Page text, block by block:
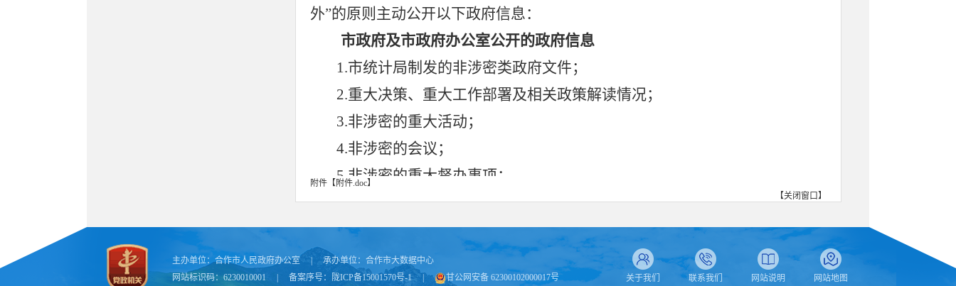
外”的原则 主动公开以下政府信息：
市政府及市政府办公室公开的政府信息
1.市统计局制发的非涉密类政府文件；
2.重大决策、重大工作部署及相关政策解读情况；
3.非涉密的重大活动；
4.非涉密的会议；
5.非涉密的重大督办事项；
6.与群众生产生活密切相关的重点领域信息；
7.机构领导人员简历、职务、分管工作、机构职责等信息。
公开形式：通过 合作市人民政府 ”门户网站、“微羚城”微信公众号、新闻发
附件【 附件.doc】
【关闭窗口】
主办单位：合作市人民政府办公室 承办单位： 合作市大数据中心
网站标识码：6230010001
备案序号： 陇ICP备15001570号-1 甘公网安备 62300102000017号 关于我们 联系我们 网站说明 网站地图